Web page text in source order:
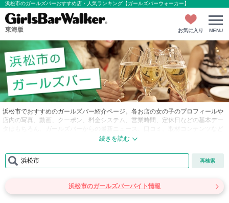
浜松市のガールズバーおすすめ店・人気ランキング【ガールズバーウォーカー】
東海版 お気に入り MENU
浜松市でおすすめのガールズバー紹介ページ。各お店の女の子のプロフィールや
店内の写真、動画、クーポン、料金システム、営業時間、定休日などの基本デー
豊富な情報盛りだくさん！おすすめ順や人気順などの並び替えもできるので、気
けて下さい！気に入ったお店や女の子はマイページに追加すれば次回から楽々ア
クセスできますよ♪
浜松市 再検索
浜松市のガールズバーバイト情報